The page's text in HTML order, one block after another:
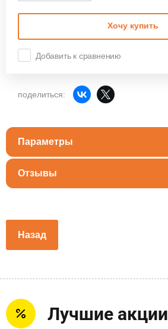
Хочу купить
Добавить к сравнению
поделиться:
Параметры
Отзывы
Назад
Лучшие акции